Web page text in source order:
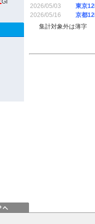
GI
2026/05/03
東京
2026/05/16
京都
集計対象外は薄字